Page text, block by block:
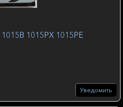
1015PX 1015PE
Уведомить